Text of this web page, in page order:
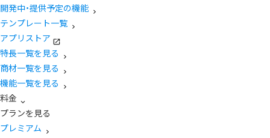
開発中・提供予定の機能
テンプレート一覧
アプリストア
特長一覧を見る
商材一覧を見る
機能一覧を見る
料金
プランを見る
プレミアム